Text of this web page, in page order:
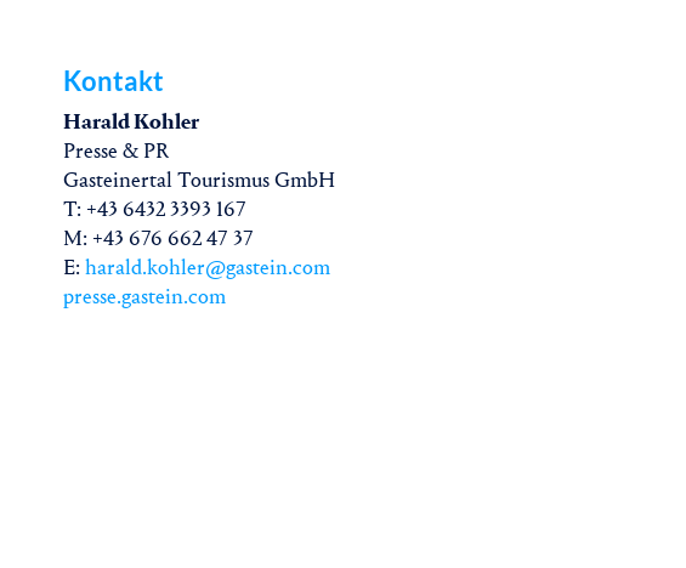
Kontakt
Harald Kohler
Presse & PR
Gasteinertal Tourismus GmbH
T: +43 6432 3393 167
M: +43 676 662 47 37
E:harald.kohler@gastein.com
presse.gastein.com